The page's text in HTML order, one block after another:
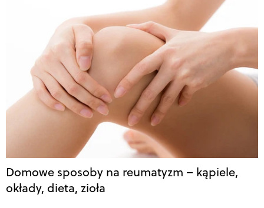
Domowe sposoby na reumatyzm – kąpiele,
okłady, dieta, zioła